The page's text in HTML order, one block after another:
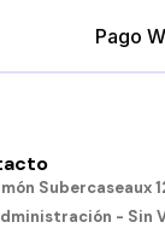
Pago
Subercaseaux
- Sin